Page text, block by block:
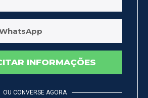
INFORMAÇÕES
OU CONVERSE AGORA